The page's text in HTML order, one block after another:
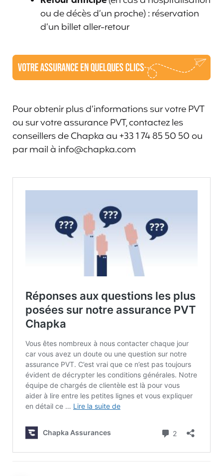
ou de décès d’un proche) : réservation
d’un billet aller-retour
Pour obtenir plus d’informations sur votre PVT
ou sur votre assurance PVT, contactez les
conseillers de Chapka au +33 1 74 85 50 50 ou
par mail à info@chapka.com